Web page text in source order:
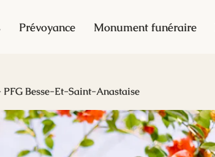
Prévoyance Monument funéraire
Besse-Et-Saint-Anastaise